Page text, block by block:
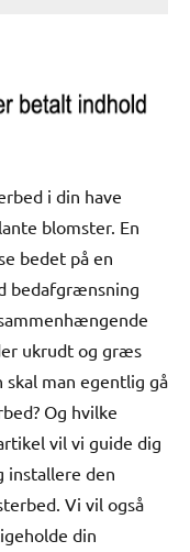
i din have
blomster. En
bedet på en
bedafgrænsning
ukrudt og græs
man egentlig gå
Og hvilke
vil vi guide dig
installere den
Vi vil også
din